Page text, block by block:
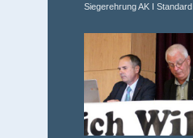
Siegerehrung AK I Standard